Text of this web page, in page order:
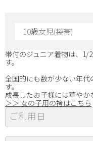
10歳女児(袋帯)
帯付のジュニア着物は、1/
す。
全国的にも数が少ない年代
す。
成長したお子様には華やか
＞＞ 女の子用の袴はこちら
ご利用日